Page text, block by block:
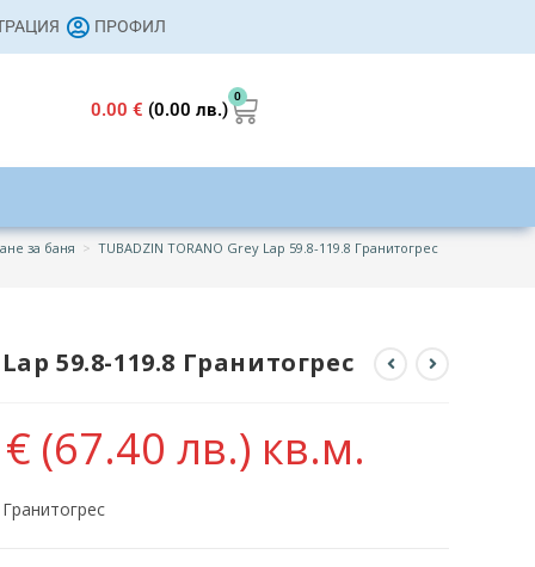
ПРОФИЛ
0.00€ (0.00 лв.)
0
за баня > TUBADZIN TORANO Grey Lap 59.8-119.8 Гранитогрес
59.8-119.8 Гранитогрес
€ (67.40 лв.) кв.м.